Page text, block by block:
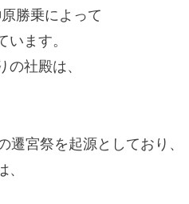
勝乗によって
ます。
社殿は、
宮祭を起源としており、